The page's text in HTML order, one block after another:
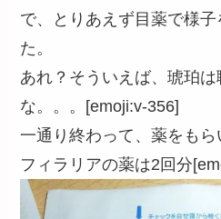
で、とりあえず目薬で様
た。
あれ？そういえば、琥珀
な。。。[emoji:v-356]
一通り終わって、薬をもら
フィラリアの薬は2回分